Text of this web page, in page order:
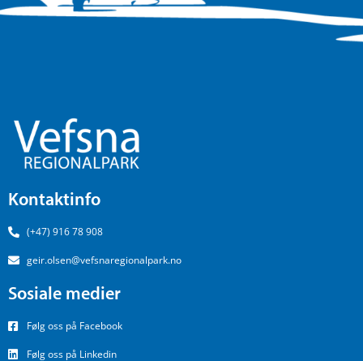
Kontaktinfo
(+47) 916 78 908
geir.olsen@vefsnaregionalpark.no
Sosiale medier
Følg oss på Facebook
Følg oss på Linkedin